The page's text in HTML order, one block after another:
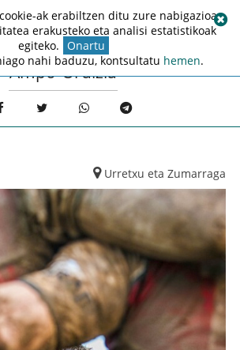
Ampo-Ordizia
Urretxu eta Zumarraga
ak erabiltzen ditu zure nabigazioa
erakusteko eta analisi estatistikoak
egiteko. Onartu
nahi baduzu, kontsultatu hemen.